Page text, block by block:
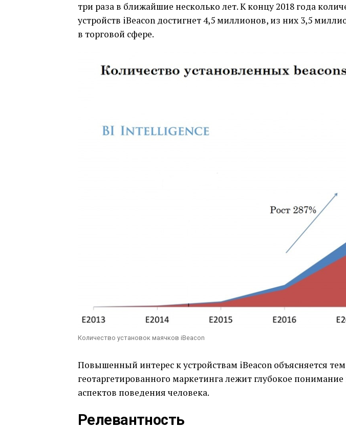
три раза в ближайшие несколько лет. К концу 2018 года
устройств iBeacon достигнет 4,5 миллионов, из них 3,5
в торговой сфере.
Количество установок маячков iBeacon
Повышенный интерес к устройствам iBeacon объясняется
геотаргетированного маркетинга лежит глубокое
аспектов поведения человека.
Релевантность